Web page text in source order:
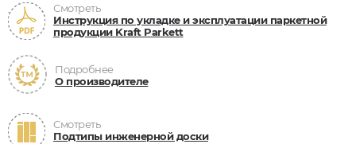
Смотреть
Инструкция по укладке и эксплуатации паркетной
продукции Kraft Parkett
Подробнее
О производителе
Смотреть
Подтипы инженерной доски